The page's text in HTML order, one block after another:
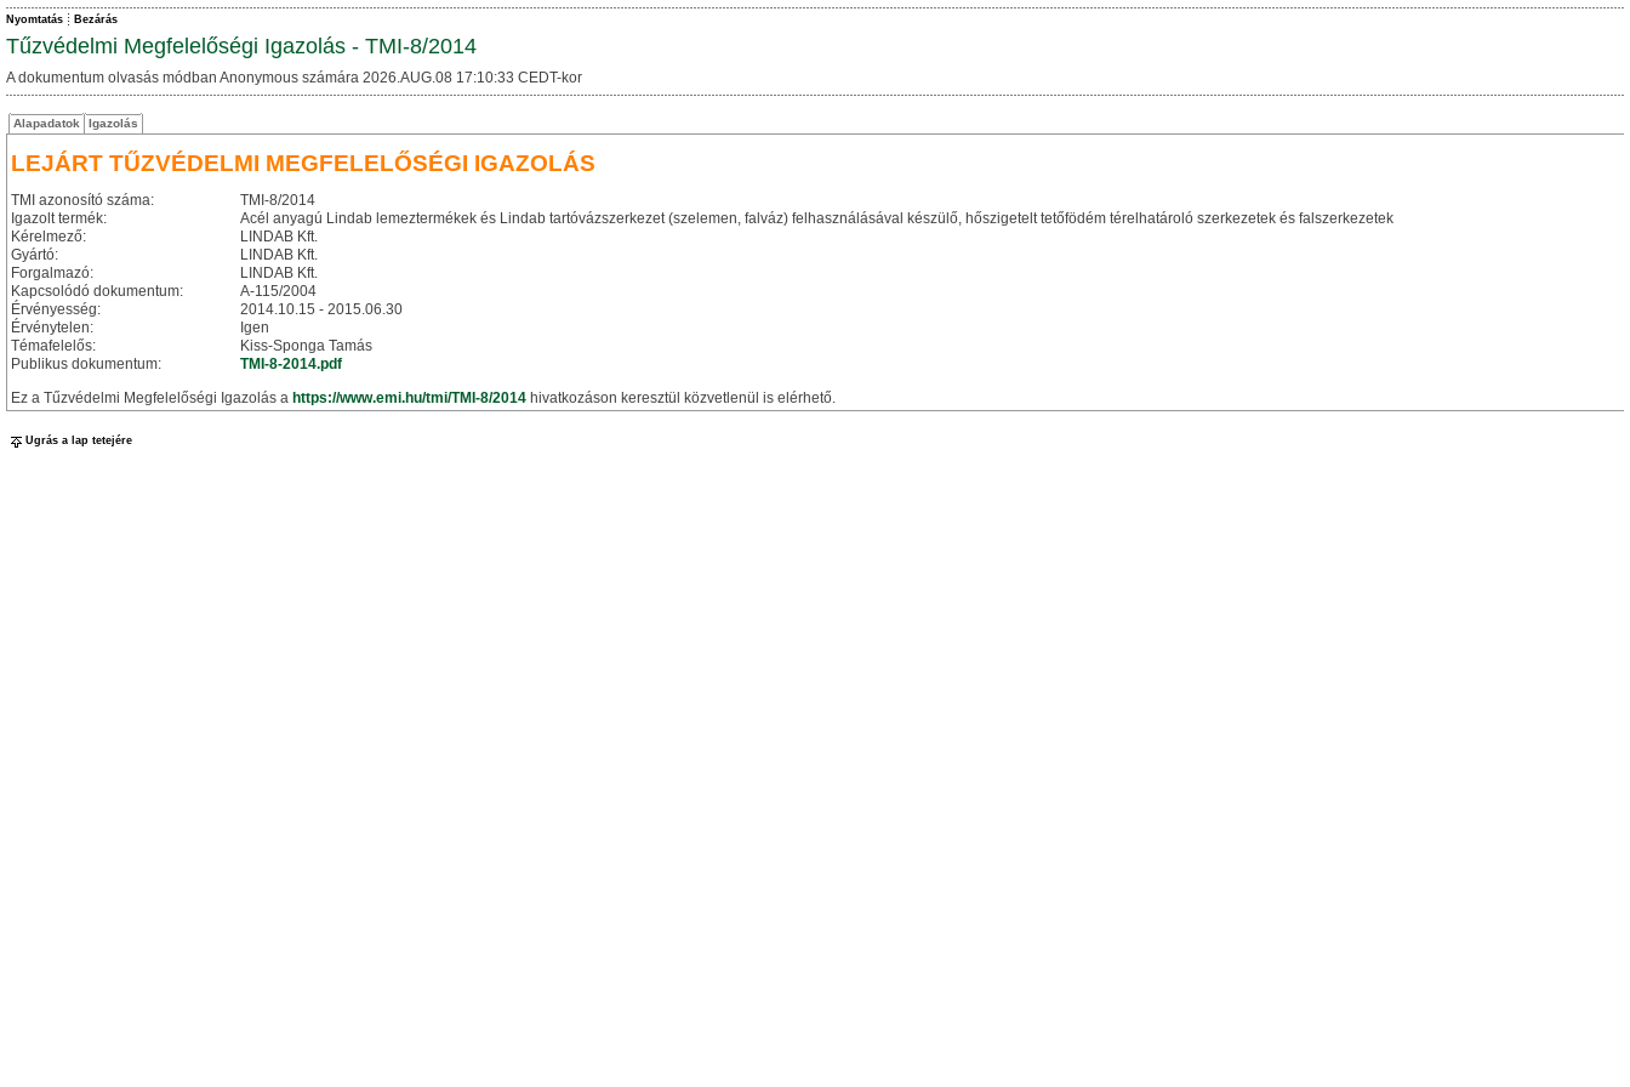
Nyomtatás Bezárás
Tűzvédelmi Megfelelőségi Igazolás - TMI-8/2014
A dokumentum olvasás módban Anonymous számára 2026.AUG.08 17:10:33 CEDT-kor
Alapadatok Igazolás
LEJÁRT TŰZVÉDELMI MEGFELELŐSÉGI IGAZOLÁS
TMI azonosító száma:
TMI-8/2014
Igazolt termék:
Acél anyagú Lindab lemeztermékek és Lindab tartóvázszerkezet (szelemen, falváz) felhasználásával készülő, hőszigetelt tetőfödém térelhatároló szerkezetek és falszerkezetek
Kérelmező:
LINDAB Kft.
Gyártó:
LINDAB Kft.
Forgalmazó:
LINDAB Kft.
Kapcsolódó dokumentum:
A-115/2004
Érvényesség:
2014.10.15 - 2015.06.30
Érvénytelen:
Igen
Témafelelős:
Kiss-Sponga Tamás
Publikus dokumentum:
TMI-8-2014.pdf
Ez a Tűzvédelmi Megfelelőségi Igazolás a https://www.emi.hu/tmi/TMI-8/2014 hivatkozáson keresztül közvetlenül is elérhető.
Ugrás a lap tetejére